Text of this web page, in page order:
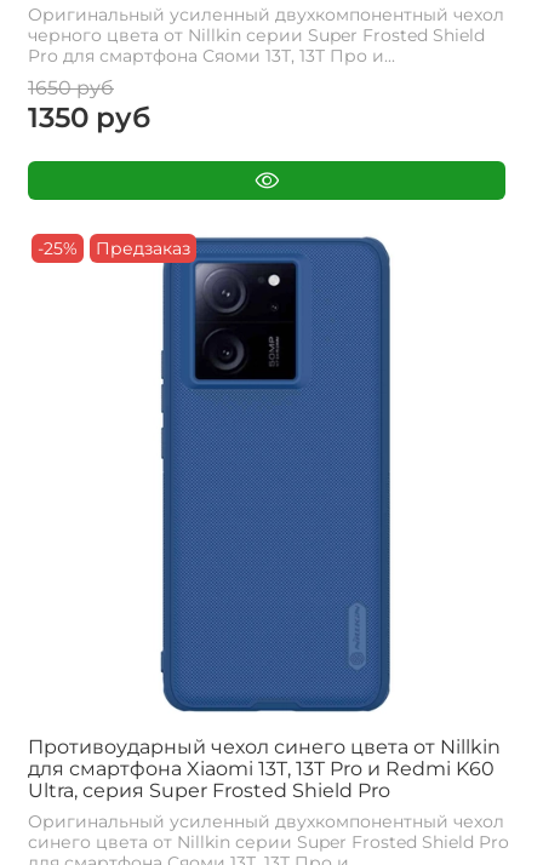
Оригинальный усиленный двухкомпонентный чехол
черного цвета от Nillkin серии Super Frosted Shield
Pro для смартфона Сяоми 13Т, 13Т Про и...
1650 руб
1350 руб
-25% Предзаказ
Противоударный чехол синего цвета от Nillkin
для смартфона Xiaomi 13T, 13T Pro и Redmi K60
Ultra, серия Super Frosted Shield Pro
Оригинальный усиленный двухкомпонентный чехол
синего цвета от Nillkin серии Super Frosted Shield Pro